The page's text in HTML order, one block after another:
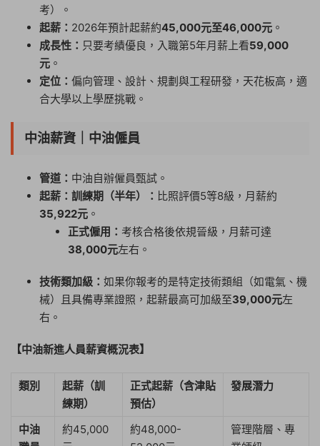
考）。
起薪： 2026年預計起薪約45,000元至46,000元 。
成長性： 只要考績優良，入職第5年月薪上看59,000
元 。
定位： 偏向管理、設計、規劃與工程研發，天花板高，適
合大學以上學歷挑戰。
中油薪資｜中油僱員
管道： 中油自辦僱員甄試。
起薪：訓練期（半年）： 比照評價5等8級，月薪約
35,922元 。
正式僱用： 考核合格後依規晉級，月薪可達
38,000元左右。
技術類加級： 如果你報考的是特定技術類組（如電氣、機
械）且具備專業證照，起薪最高可加級至39,000元左
右。
【中油新進人員薪資概況表】
類別
起薪（訓
練期）
正式起薪（含津貼
預估）
發展潛力
中油
約45,000
約48,000-
管理階層、專